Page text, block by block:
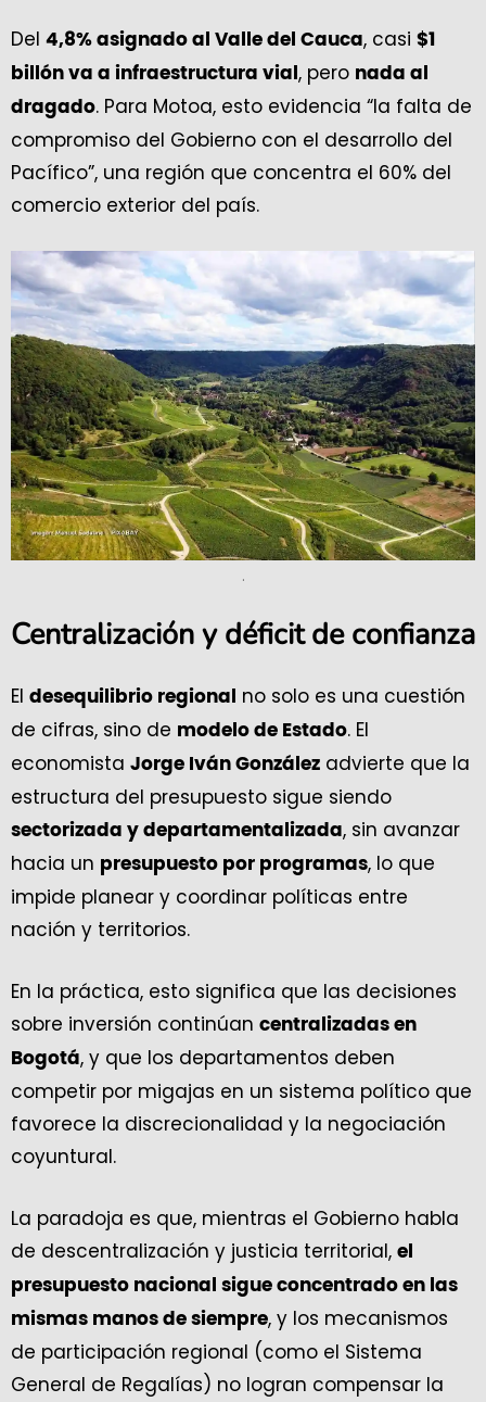
Del 4,8% asignado al Valle del Cauca, casi $1
billón va a infraestructura vial , pero nada al
dragado. Para Motoa, esto evidencia “la falta de
compromiso del Gobierno con el desarrollo del
Pacífico”, una región que concentra el 60% del
comercio exterior del país.
.
Centralización y déficit de confianza
El desequilibrio regional
no solo es una cuestión
de cifras, sino de modelo de Estado. El
economista Jorge Iván González advierte que la
estructura del presupuesto sigue siendo
sectorizada y departamentalizada, sin avanzar
hacia un presupuesto por programas, lo que
impide planear y coordinar políticas entre
nación y territorios.
En la práctica, esto significa que las decisiones
sobre inversión continúan centralizadas en
Bogotá, y que los departamentos deben
competir por migajas en un sistema político que
favorece la discrecionalidad y la negociación
coyuntural.
La paradoja es que, mientras el Gobierno habla
de descentralización y justicia territorial, el
presupuesto nacional sigue concentrado en las
mismas manos de siempre, y los mecanismos
de participación regional (como el Sistema
General de Regalías) no logran compensar la